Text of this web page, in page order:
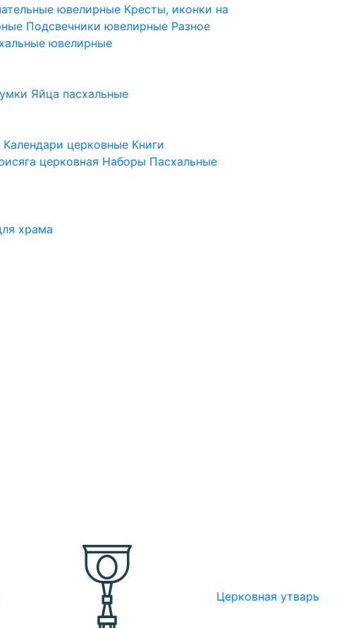
ювелирные Кресты, иконки на
Подсвечники ювелирные Разное
ювелирные
Яйца пасхальные
Календари церковные Книги
церковная Наборы Пасхальные
храма
Церковная утварь